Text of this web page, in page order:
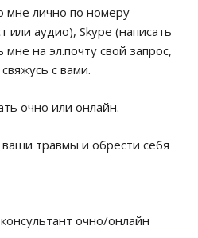
мне лично по номеру
или аудио), Skype (написать
на эл.почту свой запрос,
с вами.
очно или онлайн.
травмы и обрести себя
очно/онлайн